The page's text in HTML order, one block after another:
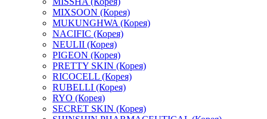
MIXSOON (Корея)
MUKUNGHWA (Корея)
NACIFIC (Корея)
NEULII (Корея)
PIGEON (Корея)
PRETTY SKIN (Корея)
RICOCELL (Корея)
RUBELLI (Корея)
RYO (Корея)
SECRET SKIN (Корея)